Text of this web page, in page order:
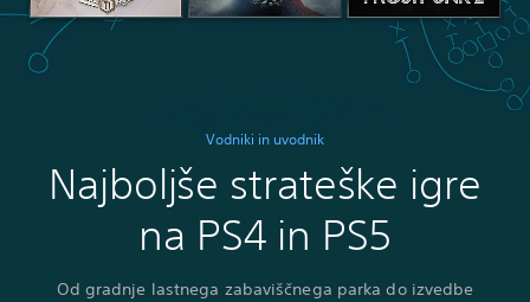
Vodniki in uvodnik
Najboljše strateške igre
na PS4 in PS5
Od gradnje lastnega zabaviščnega parka do izvedbe